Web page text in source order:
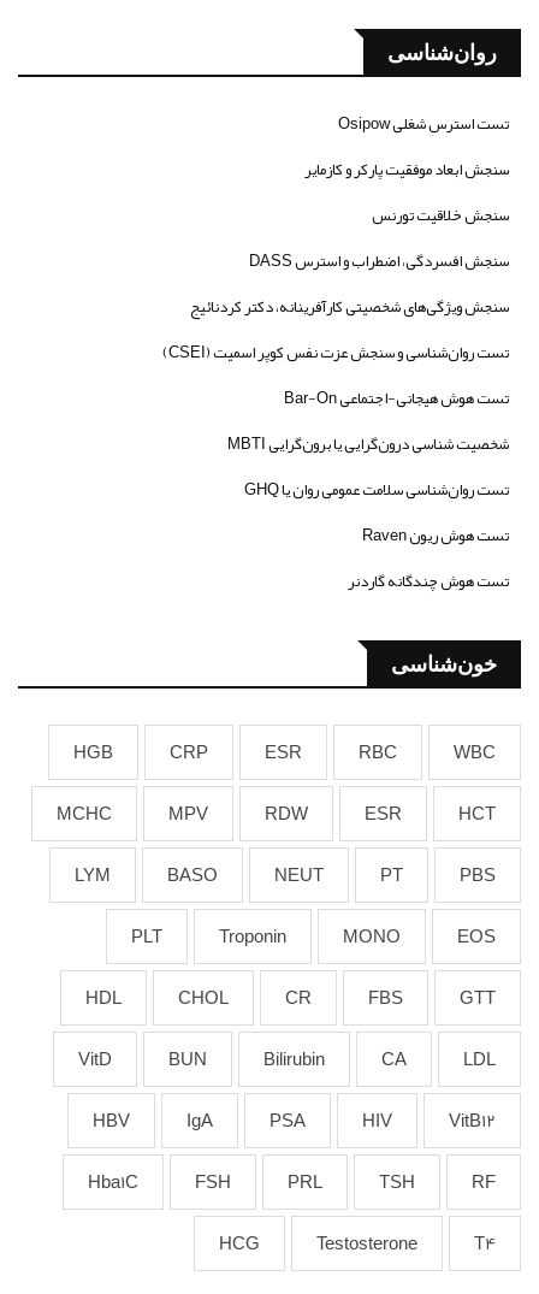
روان‌شناسی
تست استرس شغلی Osipow
سنجش ابعاد موفقیت پارکر و کازمایر
سنجش خلاقیت تورنس
سنجش افسردگی، اضطراب و استرس DASS
سنجش ویژگی‌های شخصیتی کارآفرینانه، دکتر کردنائیج
تست روان‌شناسی و سنجش عزت نفس کوپر اسمیت (CSEI)
تست هوش هیجانی-اجتماعی Bar-On
شخصیت شناسی درون‌گرایی یا برون‌گرایی MBTI
تست روان‌شناسی سلامت عمومی روان یا GHQ
تست هوش ریون Raven
تست هوش چندگانه گاردنر
خون‌شناسی
WBC
RBC
ESR
CRP
HGB
HCT
ESR
RDW
MPV
MCHC
PBS
PT
NEUT
BASO
LYM
EOS
MONO
Troponin
PLT
GTT
FBS
CR
CHOL
HDL
LDL
CA
Bilirubin
BUN
VitD
VitB12
HIV
PSA
IgA
HBV
RF
TSH
PRL
FSH
Hba1C
T4
Testosterone
HCG